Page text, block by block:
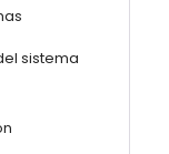
sistema